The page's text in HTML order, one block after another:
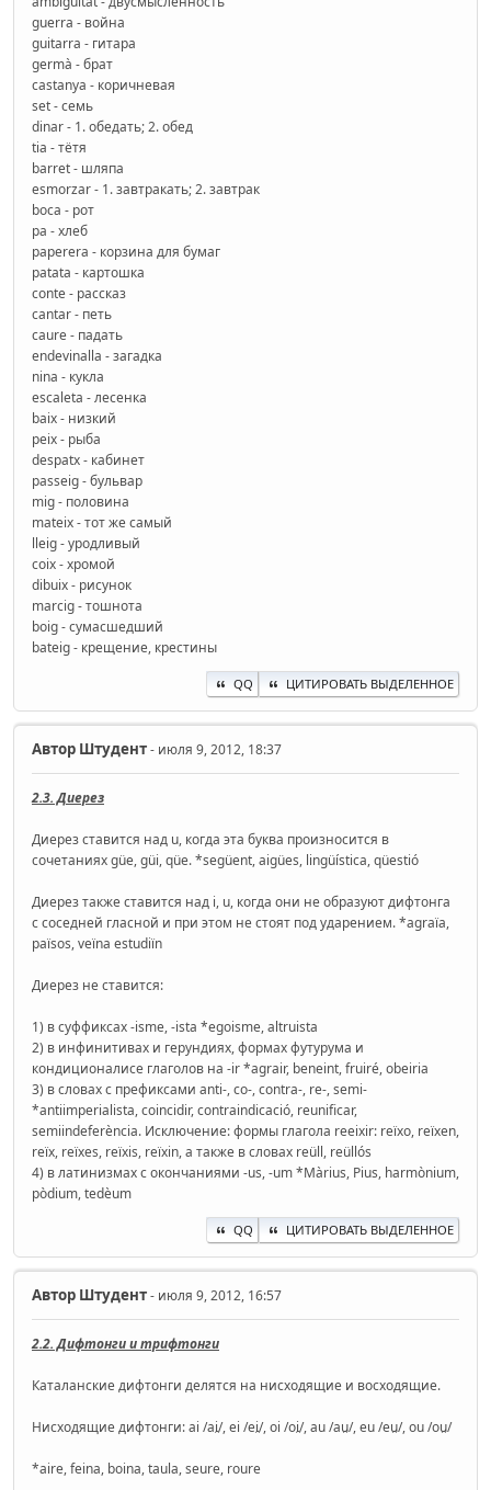
guerra - война
guitarra - гитара
germà - брат
castanya - коричневая
set - семь
dinar - 1. обедать; 2. обед
tia - тётя
barret - шляпа
esmorzar - 1. завтракать; 2. завтрак
boca - рот
pa - хлеб
paperera - корзина для бумаг
patata - картошка
conte - рассказ
cantar - петь
caure - падать
endevinalla - загадка
nina - кукла
escaleta - лесенка
baix - низкий
peix - рыба
despatx - кабинет
passeig - бульвар
mig - половина
mateix - тот же самый
lleig - уродливый
coix - хромой
dibuix - рисунок
marcig - тошнота
boig - сумасшедший
bateig - крещение, крестины
QQ ЦИТИРОВАТЬ ВЫДЕЛЕННОЕ
Автор Штудент- июля 9, 2012, 18:37
2.3. Диерез
Диерез ставится над u, когда эта буква произносится в
сочетаниях güe, güi, qüe. *següent, aigües, lingüística, qüestió
Диерез также ставится над i, u, когда они не образуют дифтонга
с соседней гласной и при этом не стоят под ударением. *agraïa,
països, veïna estudiïn
Диерез не ставится:
1) в суффиксах -isme, -ista *egoisme, altruista
2) в инфинитивах и герундиях, формах футурума и
кондиционалисе глаголов на -ir *agrair, beneint, fruiré, obeiria
3) в словах с префиксами anti-, co-, contra-, re-, semi-
*antiimperialista, coincidir, contraindicació, reunificar,
semiindeferència. Исключение: формы глагола reeixir: reïxo, reïxen,
reïx, reïxes, reïxis, reïxin, а также в словах reüll, reüllós
4) в латинизмах с окончаниями -us, -um *Màrius, Pius, harmònium,
pòdium, tedèum
QQ ЦИТИРОВАТЬ ВЫДЕЛЕННОЕ
Автор Штудент- июля 9, 2012, 16:57
2.2. Дифтонги и трифтонги
Каталанские дифтонги делятся на нисходящие и восходящие.
Нисходящие дифтонги: ai /ai̯/, ei /ei̯/, oi /oi̯/, au /au̯/, eu /eu̯/, ou /ou̯/
*aire, feina, boina, taula, seure, roure